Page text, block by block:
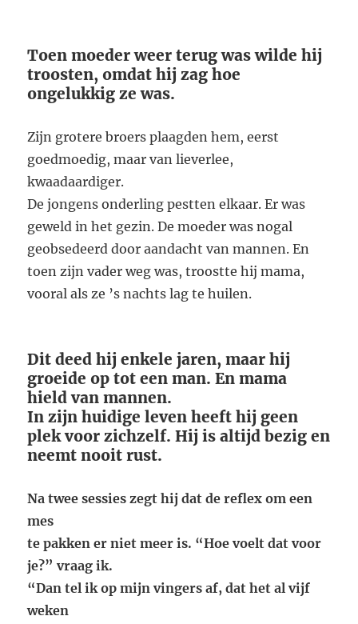
Toen moeder weer terug was wilde hij
troosten, omdat hij zag hoe
ongelukkig ze was.
Zijn grotere broers plaagden hem, eerst
goedmoedig, maar van lieverlee,
kwaadaardiger.
De jongens onderling pestten elkaar. Er was
geweld in het gezin. De moeder was nogal
geobsedeerd door aandacht van mannen. En
toen zijn vader weg was, troostte hij mama,
vooral als ze ’s nachts lag te huilen.
Dit deed hij enkele jaren, maar hij
groeide op tot een man. En mama
hield van mannen.
In zijn huidige leven heeft hij geen
plek voor zichzelf. Hij is altijd bezig en
neemt nooit rust.
Na twee sessies zegt hij dat de reflex om een
mes
te pakken er niet meer is. “Hoe voelt dat voor
je?” vraag ik.
“Dan tel ik op mijn vingers af, dat het al vijf
weken